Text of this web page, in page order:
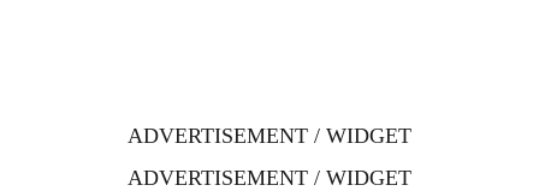
ADVERTISEMENT / WIDGET
ADVERTISEMENT / WIDGET